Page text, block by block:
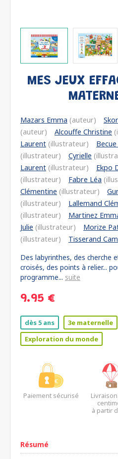
MES JEUX
Mazars Emma (auteur)
(auteur)
Alcouffe Christine
Laurent (illustrateur)
(illustrateur)
Cyrielle
Laurent (illustrateur)
Ekpo
(illustrateur)
Fabre Léa
Clémentine (illustrateur)
(illustrateur)
Lallemand
(illustrateur)
Martinez
Julie (illustrateur) Morize
(illustrateur)
Tisserand
Des labyrinthes, des cherche
croisés, des points à relier...
programme... suite
9.95 €
dès 5 ans 3e maternelle
Exploration du monde
Paiement sécurisé
à partir
Résumé